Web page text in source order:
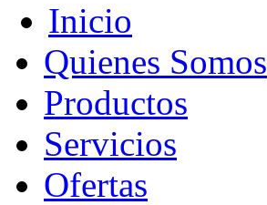
Inicio
Quienes Somos
Productos
Servicios
Ofertas